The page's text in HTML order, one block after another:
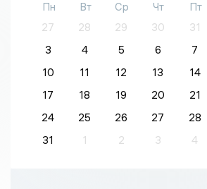
Пн Вт Ср Чт Пт
27
28 29 30 31
3
4 5 6 7
10
11 12 13 14
17
18 19 20 21
24
25 26 27 28
31
1 2 3 4